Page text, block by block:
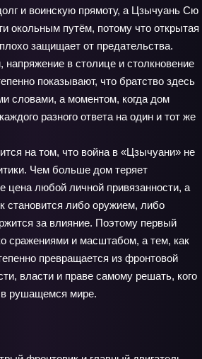
и воинскую прямоту, а Цзычуань Сю
окольным путём, потому что открытая
защищает от предательства.
напряжение в столице и столкновение
показывают, что братство здесь
словами, а моментом, когда дом
разного ответа на один и тот же
на том, что война в «Цзычуани» не
Чем больше дом теряет
цена любой личной привязанности, а
становится либо оружием, либо
за влияние. Поэтому первый
сражениями и масштабом, а тем, как
превращается из фронтовой
власти и праве самому решать, кого
рушащемся мире.